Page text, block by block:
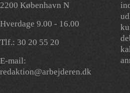
2200 København N
Hverdage 9.00 - 16.00
Tlf.: 30 20 55 20
E-mail:
redaktion@arbejderen.dk